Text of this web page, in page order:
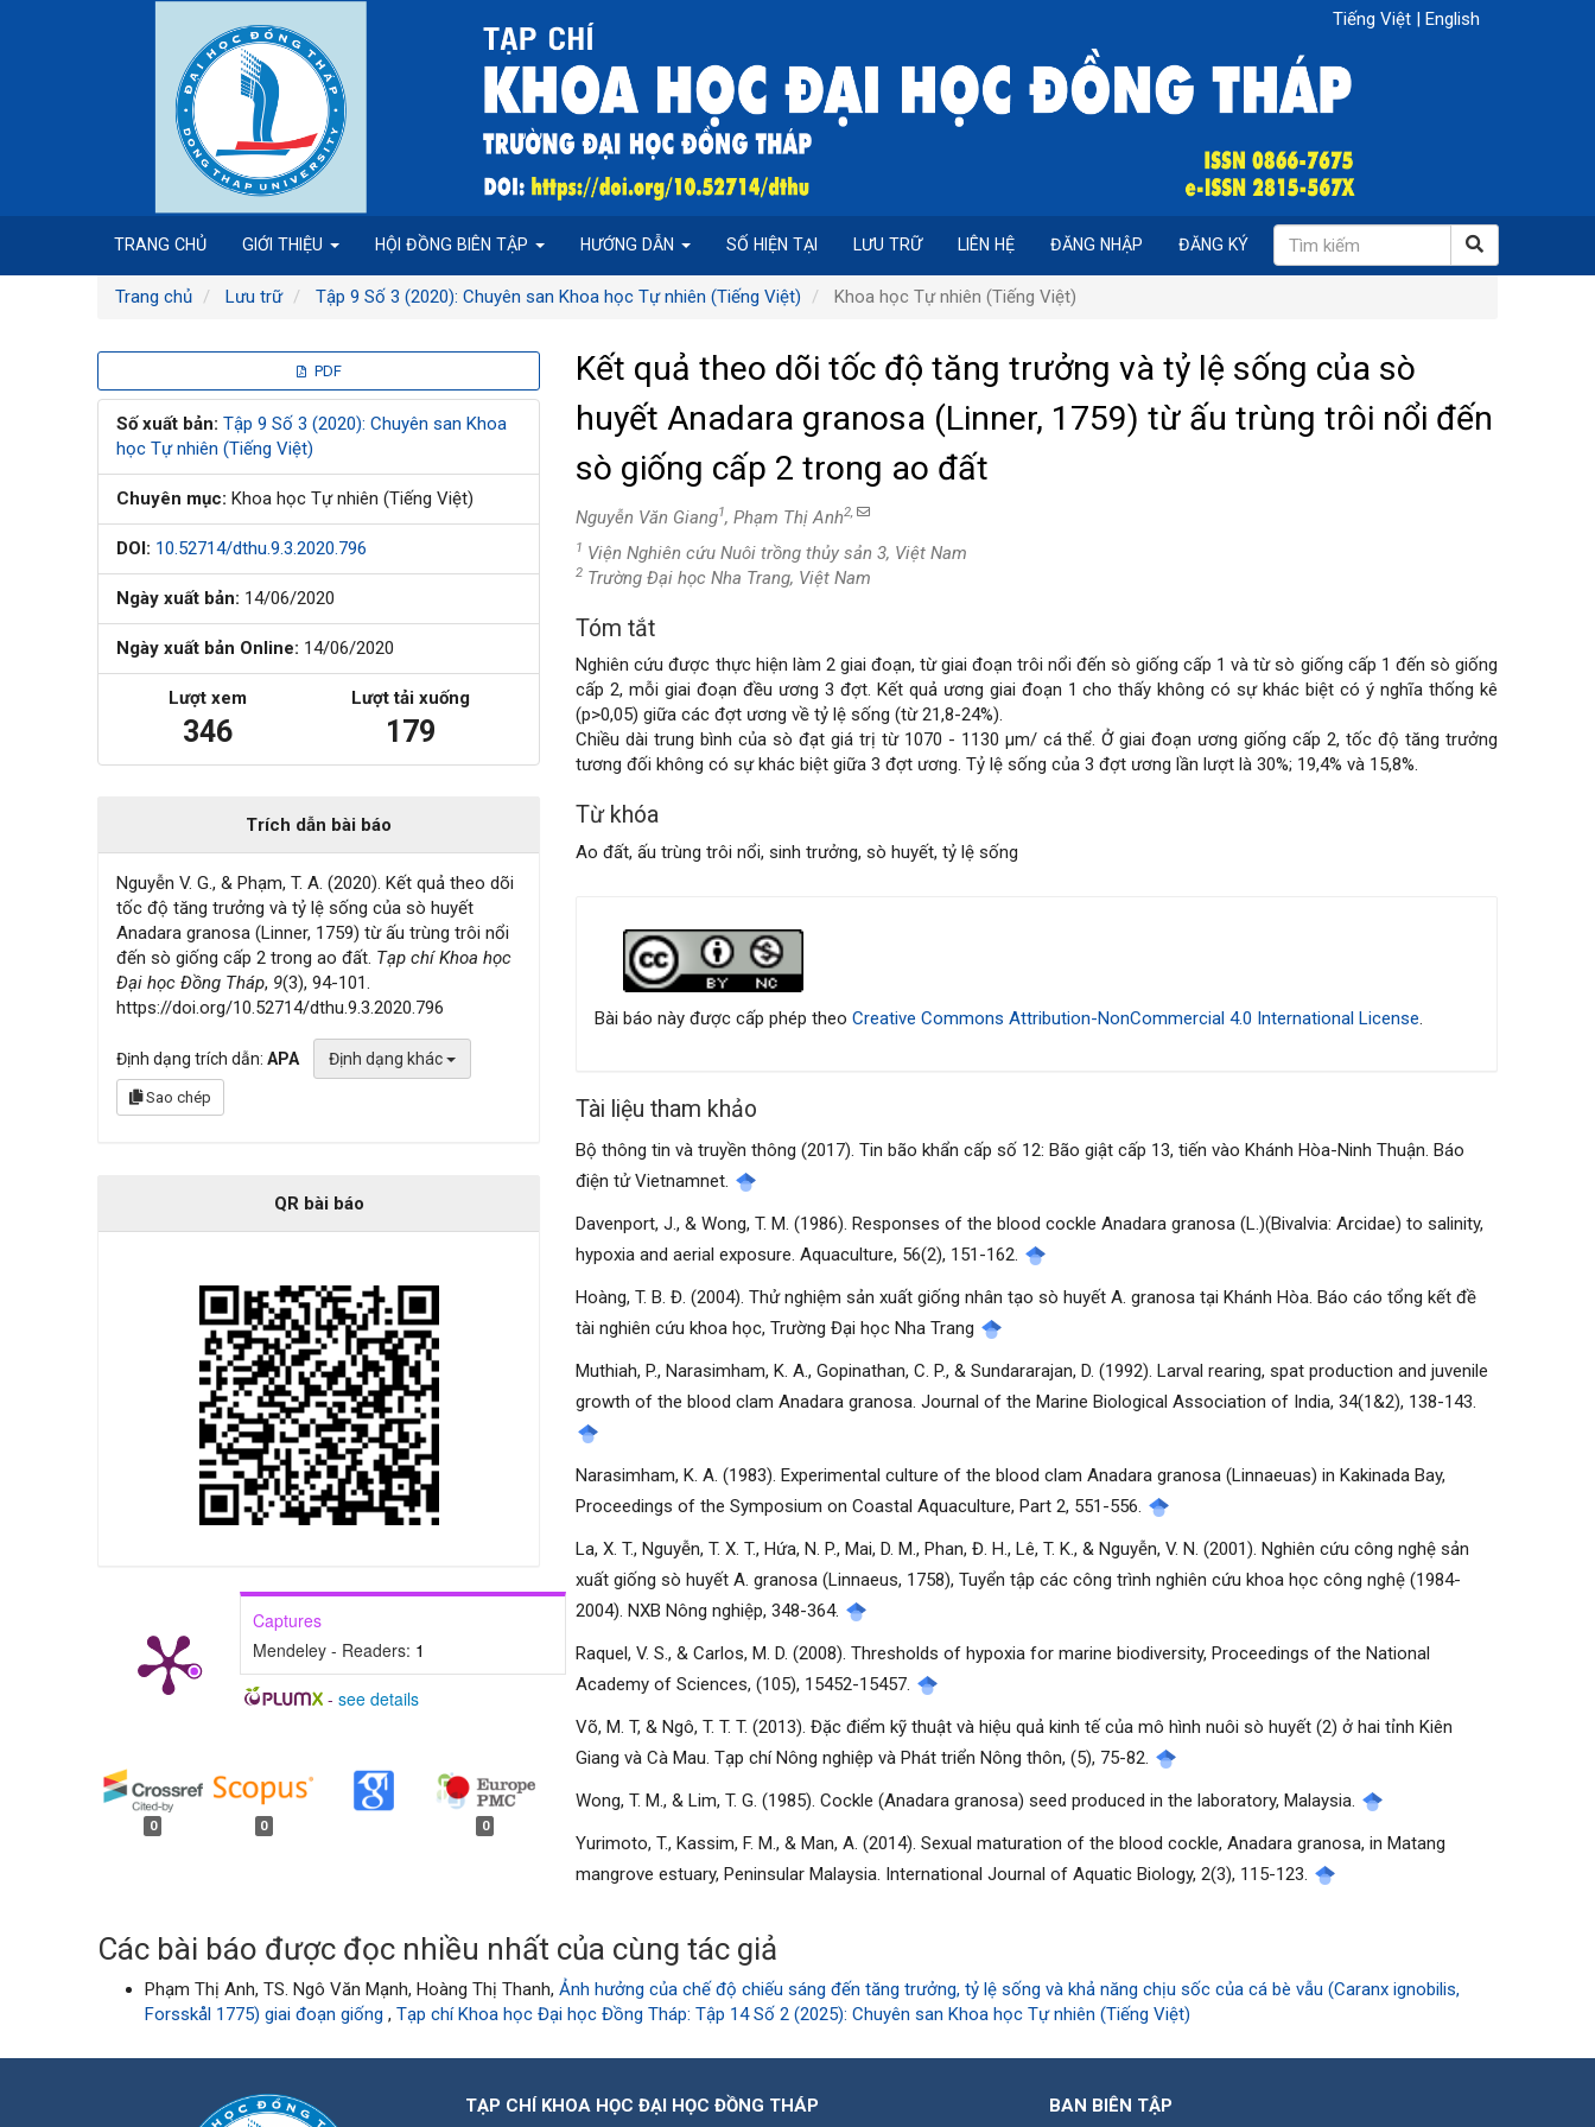
Tiếng Việt | English
TRANG CHỦ GIỚI THIỆU HỘI ĐỒNG BIÊN TẬP HƯỚNG DẪN SỐ HIỆN TẠI LƯU TRỮ LIÊN HỆ ĐĂNG NHẬP ĐĂNG KÝ
Trang chủ Lưu trữ Tập 9 Số 3 (2020): Chuyên san Khoa học Tự nhiên (Tiếng Việt) Khoa học Tự nhiên (Tiếng Việt)
Thanh
bên
bài
viết
PDF
Số xuất bản: Tập 9 Số 3 (2020): Chuyên san Khoa
học Tự nhiên (Tiếng Việt)
Chuyên mục: Khoa học Tự nhiên (Tiếng Việt)
DOI: 10.52714/dthu.9.3.2020.796
Ngày xuất bản: 14/06/2020
Ngày xuất bản Online: 14/06/2020
Lượt xem
346
Lượt tải xuống
179
Trích dẫn bài báo
Nguyễn V. G., & Phạm, T. A. (2020). Kết quả theo dõi
tốc độ tăng trưởng và tỷ lệ sống của sò huyết
Anadara granosa (Linner, 1759) từ ấu trùng trôi nổi
đến sò giống cấp 2 trong ao đất. Tạp chí Khoa học
Đại học Đồng Tháp, 9(3), 94-101.
https://doi.org/10.52714/dthu.9.3.2020.796
Định dạng trích dẫn:APA Định dạng khác
Sao chép
QR bài báo
Captures
Mendeley - Readers: 1
- see details
##plugins.generic.badges.manager.settings.showBlockTitle##
0 0 0
Kết quả theo dõi tốc độ tăng trưởng và tỷ lệ sống của sò
huyết Anadara granosa (Linner, 1759) từ ấu trùng trôi nổi đến
sò giống cấp 2 trong ao đất
Nguyễn Văn Giang1, Phạm Thị Anh2,
1 Viện Nghiên cứu Nuôi trồng thủy sản 3, Việt Nam
2 Trường Đại học Nha Trang, Việt Nam
Nội
dung
chính
bài
Tóm tắt
Nghiên cứu được thực hiện làm 2 giai đoạn, từ giai đoạn trôi nổi đến sò giống cấp 1 và từ sò giống cấp 1 đến sò giống
cấp 2, mỗi giai đoạn đều ương 3 đợt. Kết quả ương giai đoạn 1 cho thấy không có sự khác biệt có ý nghĩa thống kê
(p>0,05) giữa các đợt ương về tỷ lệ sống (từ 21,8-24%).
Chiều dài trung bình của sò đạt giá trị từ 1070 - 1130 μm/ cá thể. Ở giai đoạn ương giống cấp 2, tốc độ tăng trưởng
tương đối không có sự khác biệt giữa 3 đợt ương. Tỷ lệ sống của 3 đợt ương lần lượt là 30%; 19,4% và 15,8%.
Từ khóa
Ao đất, ấu trùng trôi nổi, sinh trưởng, sò huyết, tỷ lệ sống
bài
Bài báo này được cấp phép theoCreative Commons Attribution-NonCommercial 4.0 International License.
Tài liệu tham khảo
Bộ thông tin và truyền thông (2017). Tin bão khẩn cấp số 12: Bão giật cấp 13, tiến vào Khánh Hòa-Ninh Thuận. Báo
điện tử Vietnamnet.
Davenport, J., & Wong, T. M. (1986). Responses of the blood cockle Anadara granosa (L.)(Bivalvia: Arcidae) to salinity,
hypoxia and aerial exposure. Aquaculture, 56(2), 151-162.
Hoàng, T. B. Đ. (2004). Thử nghiệm sản xuất giống nhân tạo sò huyết A. granosa tại Khánh Hòa. Báo cáo tổng kết đề
tài nghiên cứu khoa học, Trường Đại học Nha Trang
Muthiah, P., Narasimham, K. A., Gopinathan, C. P., & Sundararajan, D. (1992). Larval rearing, spat production and juvenile
growth of the blood clam Anadara granosa. Journal of the Marine Biological Association of India, 34(1&2), 138-143.
Narasimham, K. A. (1983). Experimental culture of the blood clam Anadara granosa (Linnaeuas) in Kakinada Bay,
Proceedings of the Symposium on Coastal Aquaculture, Part 2, 551-556.
La, X. T., Nguyễn, T. X. T., Hứa, N. P., Mai, D. M., Phan, Đ. H., Lê, T. K., & Nguyễn, V. N. (2001). Nghiên cứu công nghệ sản
xuất giống sò huyết A. granosa (Linnaeus, 1758), Tuyển tập các công trình nghiên cứu khoa học công nghệ (1984-
2004). NXB Nông nghiệp, 348-364.
Raquel, V. S., & Carlos, M. D. (2008). Thresholds of hypoxia for marine biodiversity, Proceedings of the National
Academy of Sciences, (105), 15452-15457.
Võ, M. T, & Ngô, T. T. T. (2013). Đặc điểm kỹ thuật và hiệu quả kinh tế của mô hình nuôi sò huyết (2) ở hai tỉnh Kiên
Giang và Cà Mau. Tạp chí Nông nghiệp và Phát triển Nông thôn, (5), 75-82.
Wong, T. M., & Lim, T. G. (1985). Cockle (Anadara granosa) seed produced in the laboratory, Malaysia.
Yurimoto, T., Kassim, F. M., & Man, A. (2014). Sexual maturation of the blood cockle, Anadara granosa, in Matang
mangrove estuary, Peninsular Malaysia. International Journal of Aquatic Biology, 2(3), 115-123.
Các bài báo được đọc nhiều nhất của cùng tác giả
Phạm Thị Anh, TS. Ngô Văn Mạnh, Hoàng Thị Thanh,Ảnh hưởng của chế độ chiếu sáng đến tăng trưởng, tỷ lệ sống và khả năng chịu sốc của cá bè vẫu (Caranx ignobilis,
Forsskål 1775) giai đoạn giống,Tạp chí Khoa học Đại học Đồng Tháp: Tập 14 Số 2 (2025): Chuyên san Khoa học Tự nhiên (Tiếng Việt)
TẠP CHÍ KHOA HỌC ĐẠI HỌC ĐỒNG THÁP
BAN BIÊN TẬP